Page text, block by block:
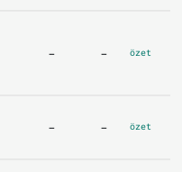
- - özet
- - özet